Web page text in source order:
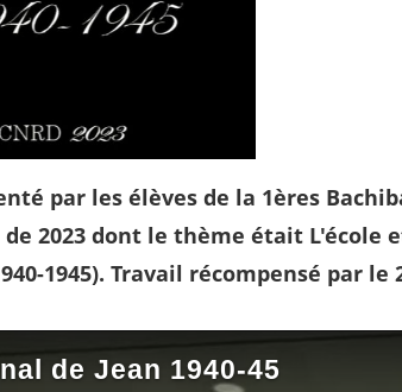
par les élèves de la 1ères
2023 dont le thème était L'école
1945). Travail récompensé par